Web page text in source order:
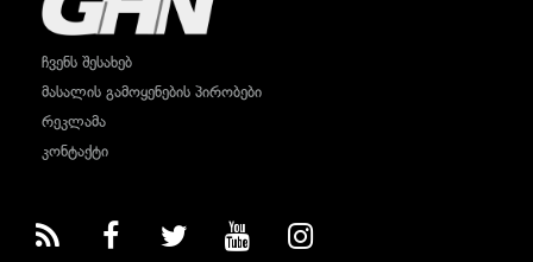
ჩვენს შესახებ
მასალის გამოყენების პირობები
რეკლამა
კონტაქტი